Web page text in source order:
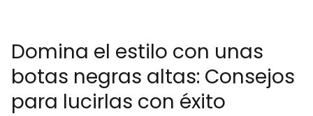
Domina el estilo con unas
botas negras altas: Consejos
para lucirlas con éxito